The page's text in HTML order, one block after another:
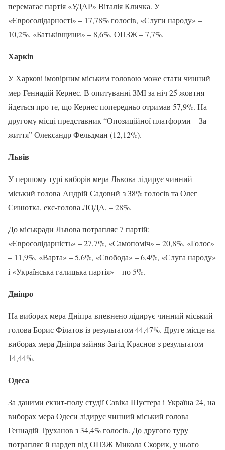
перемагає партія «УДАР» Віталія Кличка. У
«Євросолідарності» – 17,78% голосів, «Слуги народу» –
10,2%, «Батьківщини» – 8,6%, ОПЗЖ – 7,7%.
Харків
У Харкові імовірним міським головою може стати чинний
мер Геннадій Кернес. В опитуванні ЗМІ за ніч 25 жовтня
йдеться про те, що Кернес попередньо отримав 57,9%. На
другому місці представник “Опозиційної платформи – За
життя” Олександр Фельдман (12,12%).
Львів
У першому турі виборів мера Львова лідирує чинний
міський голова Андрій Садовий з 38% голосів та Олег
Синютка, екс-голова ЛОДА, – 28%.
До міськради Львова потрапляє 7 партій:
«Євросолідарність» – 27,7%, «Самопоміч» – 20,8%, «Голос»
– 11,9%, «Варта» – 5,6%, «Свобода» – 6,4%, «Слуга народу»
і «Українська галицька партія» – по 5%.
Дніпро
На виборах мера Дніпра впевнено лідирує чинний міський
голова Борис Філатов із результатом 44,47%. Друге місце на
виборах мера Дніпра зайняв Загід Краснов з результатом
14,44%.
Одеса
За даними екзит-полу студії Савіка Шустера і Україна 24, на
виборах мера Одеси лідирує чинний міський голова
Геннадій Труханов з 34,4% голосів. До другого туру
потрапляє й нардеп від ОПЗЖ Микола Скорик, у нього